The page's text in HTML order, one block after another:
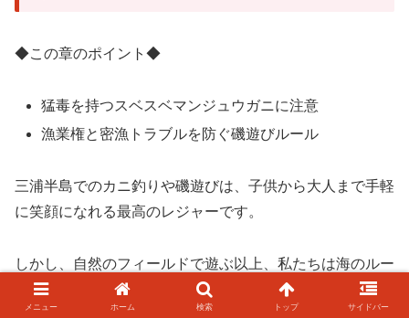
◆この章のポイント◆
猛毒を持つスベスベマンジュウガニに注意
漁業権と密漁トラブルを防ぐ磯遊びルール
三浦半島でのカニ釣りや磯遊びは、子供から大人まで手軽
に笑顔になれる最高のレジャーです。
しかし、自然のフィールドで遊ぶ以上、私たちは海のルー
ルをしっかりと守り、潜んでいる危険に対して正しい知識
を備えておく義務があります。
メニュー ホーム 検索 トップ サイドバー